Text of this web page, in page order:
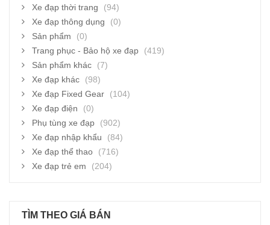
Xe đạp thời trang
(94)
Xe đạp thông dụng
(0)
Sản phẩm
(0)
Trang phục - Bảo hộ xe đạp
(419)
Sản phẩm khác
(7)
Xe đạp khác
(98)
Xe đạp Fixed Gear
(104)
Xe đạp điện
(0)
Phụ tùng xe đạp
(902)
Xe đạp nhập khẩu
(84)
Xe đạp thể thao
(716)
Xe đạp trẻ em
(204)
TÌM THEO GIÁ BÁN